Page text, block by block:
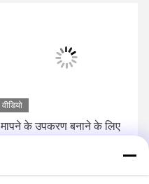
वीडियो
मापने के उपकरण बनाने के लिए